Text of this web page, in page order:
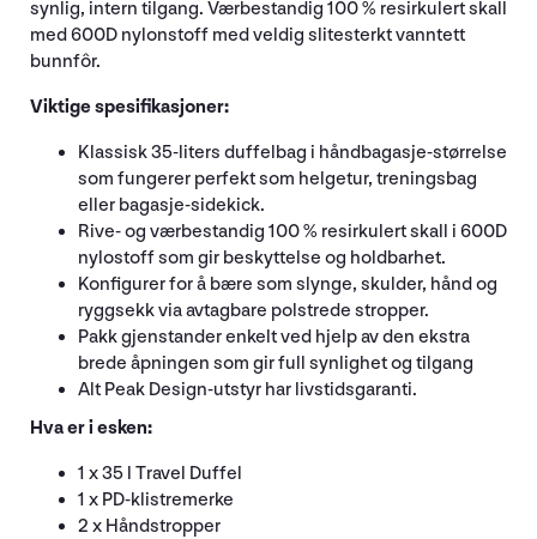
synlig, intern tilgang. Værbestandig 100 % resirkulert skall
med 600D nylonstoff med veldig slitesterkt vanntett
bunnfôr.
Viktige spesifikasjoner:
Klassisk 35-liters duffelbag i håndbagasje-størrelse
som fungerer perfekt som helgetur, treningsbag
eller bagasje-sidekick.
Rive- og værbestandig 100 % resirkulert skall i 600D
nylostoff som gir beskyttelse og holdbarhet.
Konfigurer for å bære som slynge, skulder, hånd og
ryggsekk via avtagbare polstrede stropper.
Pakk gjenstander enkelt ved hjelp av den ekstra
brede åpningen som gir full synlighet og tilgang
Alt Peak Design-utstyr har livstidsgaranti.
Hva er i esken:
1 x 35 l Travel Duffel
1 x PD-klistremerke
2 x Håndstropper